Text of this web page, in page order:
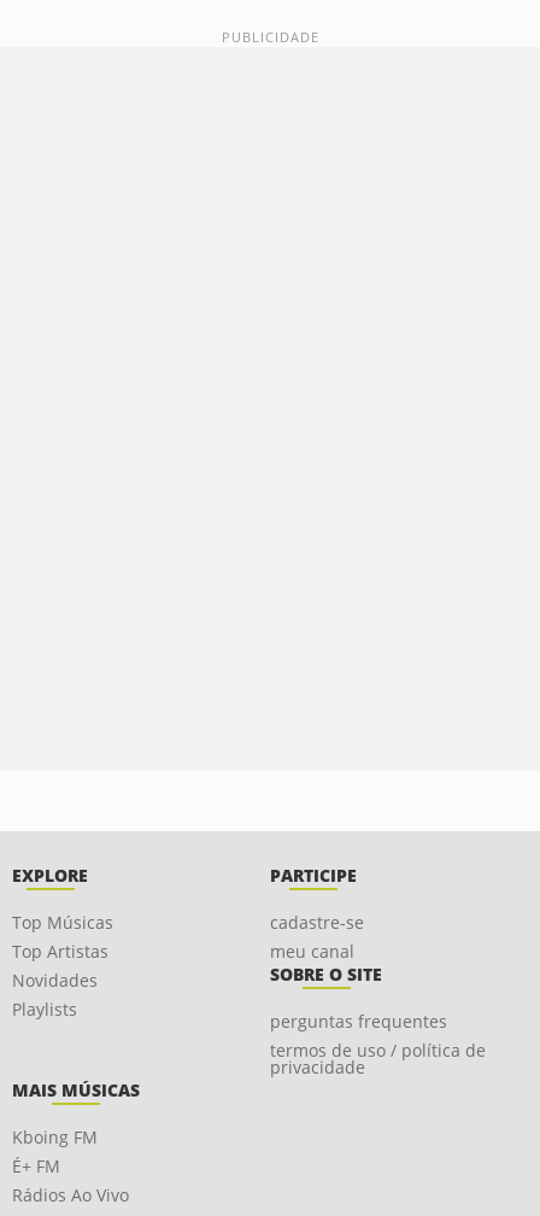
EXPLORE
Top Músicas
Top Artistas
Novidades
Playlists
PARTICIPE
cadastre-se
meu canal
SOBRE O SITE
perguntas frequentes
termos de uso / política de
privacidade
MAIS MÚSICAS
Kboing FM
É+ FM
Rádios Ao Vivo